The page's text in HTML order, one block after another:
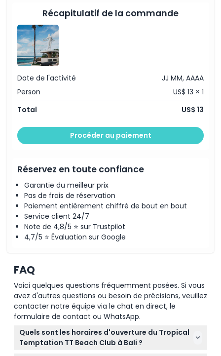
Récapitulatif de la commande
Date de l'activité
JJ MM, AAAA
Person
US$ 13 × 1
Total
US$ 13
Procéder au paiement
Réservez en toute confiance
Garantie du meilleur prix
Pas de frais de réservation
Paiement entièrement chiffré de bout en bout
Service client 24/7
Note de 4,8/5 ⭐ sur Trustpilot
4,7/5 ⭐ Évaluation sur Google
FAQ
Voici quelques questions fréquemment posées. Si vous
avez d'autres questions ou besoin de précisions, veuillez
contacter notre équipe via le chat en direct, le
formulaire de contact ou WhatsApp.
Quels sont les horaires d'ouverture du Tropical
Temptation TT Beach Club à Bali ?